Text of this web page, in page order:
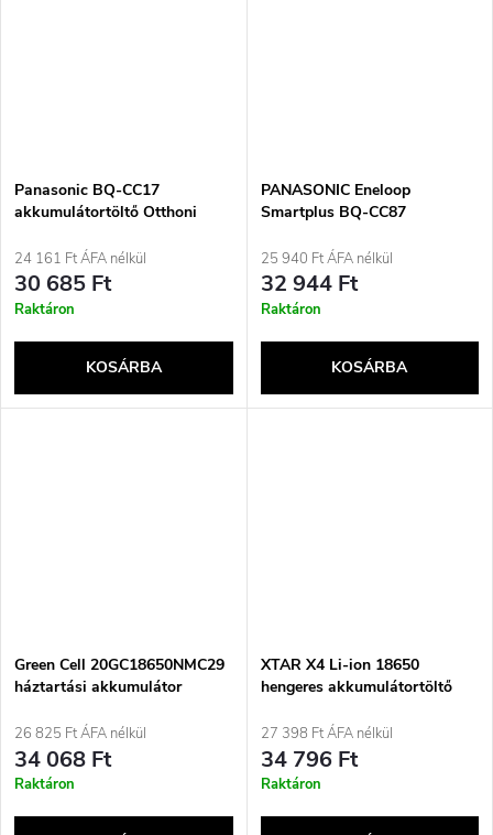
Panasonic BQ-CC17
akkumulátortöltő Otthoni
24 161 Ft ÁFA nélkül
30 685 Ft
Raktáron
KOSÁRBA
PANASONIC Eneloop
Smartplus BQ-CC87
CC87USB)
25 940 Ft ÁFA nélkül
32 944 Ft
Raktáron
KOSÁRBA
Green Cell 20GC18650NMC29
háztartási akkumulátor
18650 lítium-ion (Li-ion)
26 825 Ft ÁFA nélkül
34 068 Ft
Raktáron
XTAR X4 Li-ion 18650
hengeres akkumulátortöltő
27 398 Ft ÁFA nélkül
34 796 Ft
Raktáron